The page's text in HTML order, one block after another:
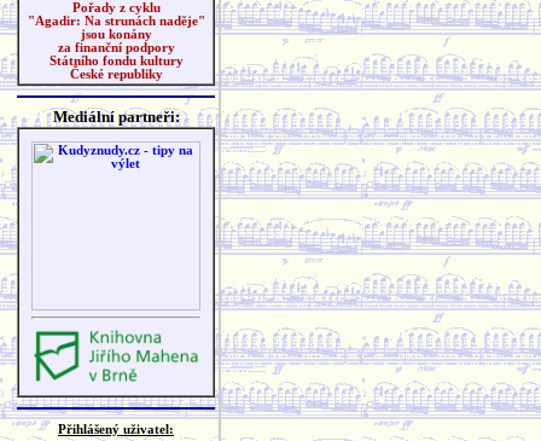
Pořady z cyklu
"Agadir: Na strunách naděje"
jsou konány
za finanční podpory
Státního fondu kultury
České republiky
Mediální partneři:
Přihlášený uživatel: